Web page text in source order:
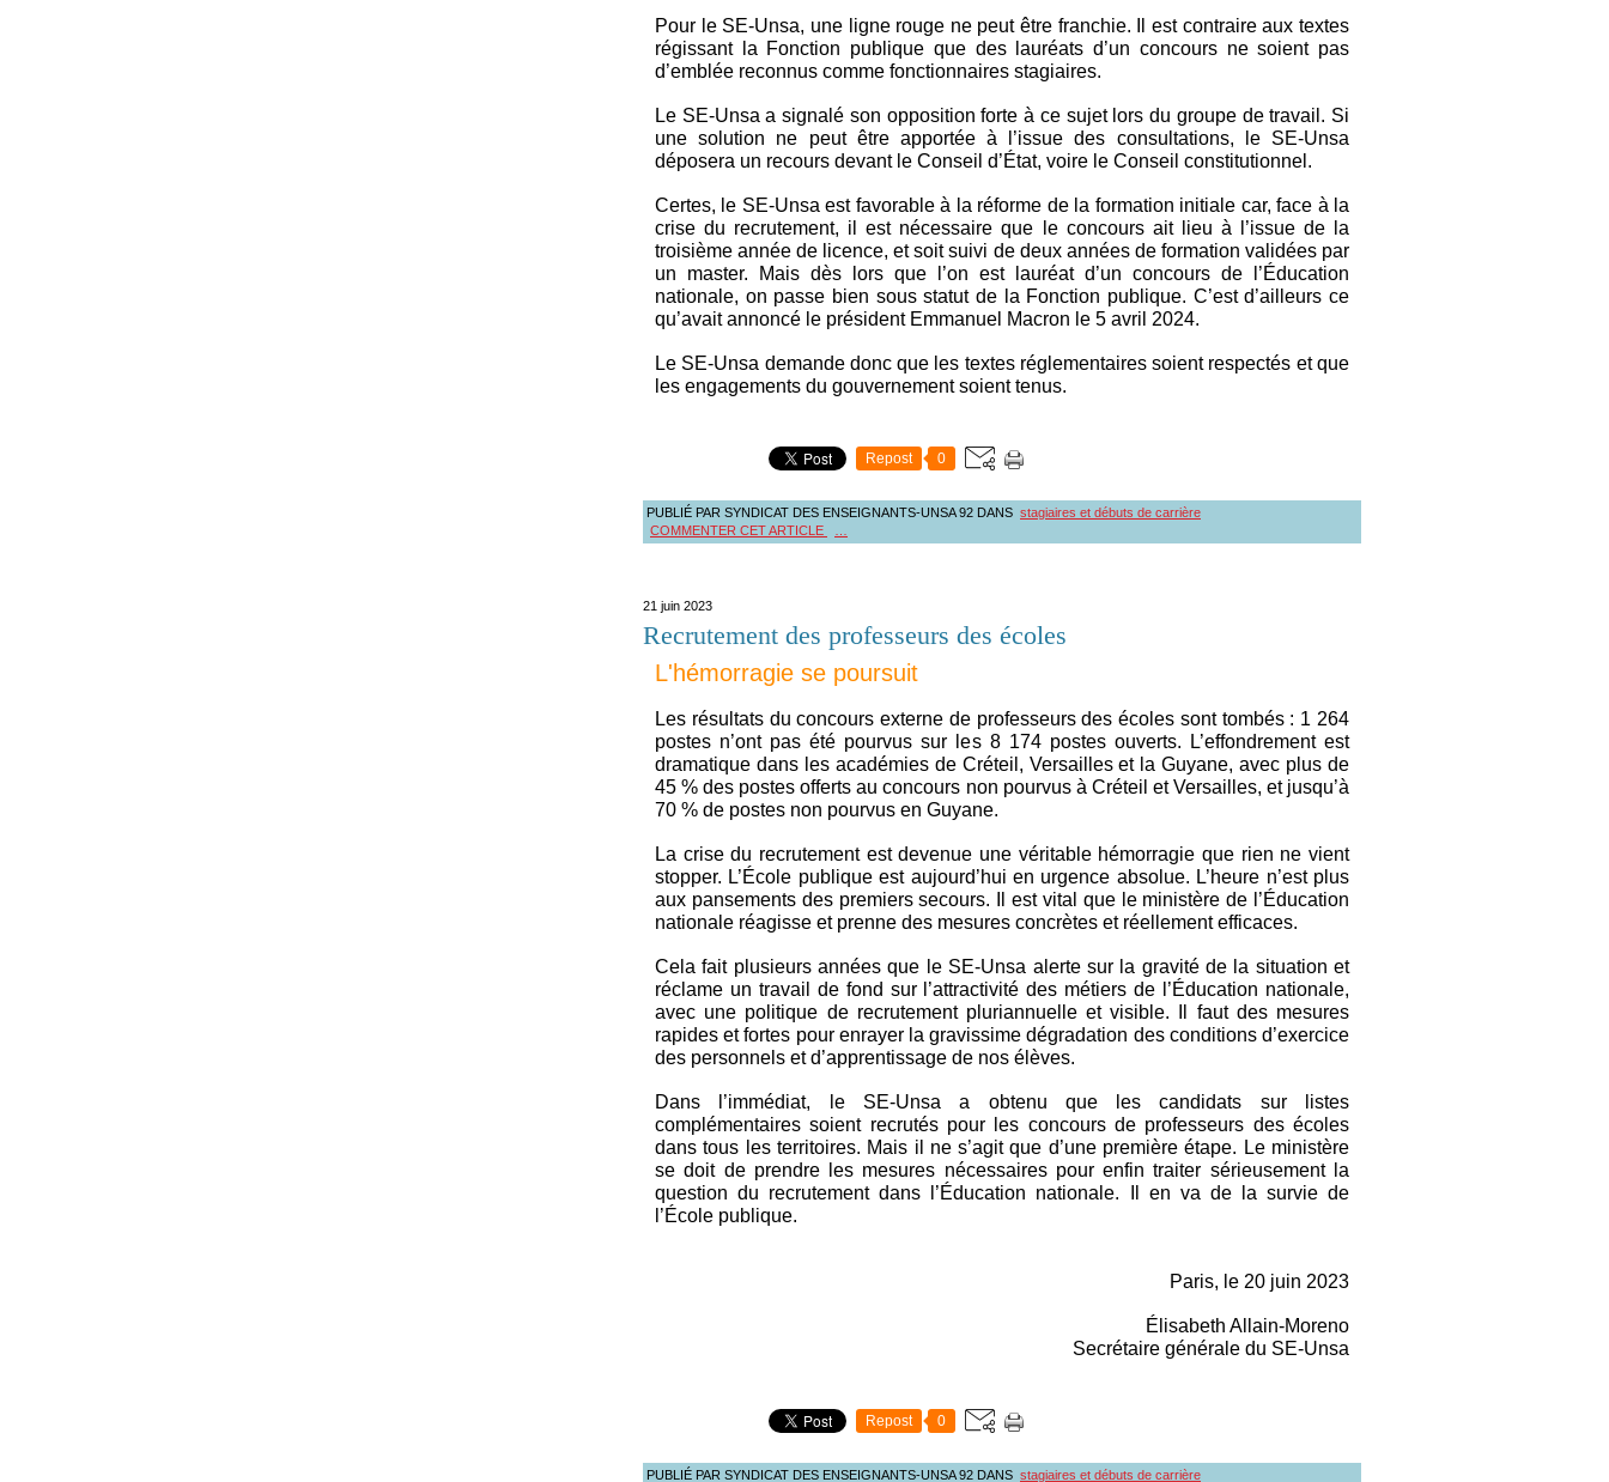
Pour le SE-Unsa, une ligne rouge ne peut être franchie. Il est contraire aux textes
régissant la Fonction publique que des lauréats d’un concours ne soient pas
d’emblée reconnus comme fonctionnaires stagiaires.
Le SE-Unsa a signalé son opposition forte à ce sujet lors du groupe de travail. Si
une solution ne peut être apportée à l’issue des consultations, le SE-Unsa
déposera un recours devant le Conseil d’État, voire le Conseil constitutionnel.
Certes, le SE-Unsa est favorable à la réforme de la formation initiale car, face à la
crise du recrutement, il est nécessaire que le concours ait lieu à l’issue de la
troisième année de licence, et soit suivi de deux années de formation validées par
un master. Mais dès lors que l’on est lauréat d’un concours de l’Éducation
nationale, on passe bien sous statut de la Fonction publique. C’est d’ailleurs ce
qu’avait annoncé le président Emmanuel Macron le 5 avril 2024.
Le SE-Unsa demande donc que les textes réglementaires soient respectés et que
les engagements du gouvernement soient tenus.
Repost 0
PUBLIÉ PAR SYNDICAT DES ENSEIGNANTS-UNSA 92 DANS stagiaires et débuts de carrière
COMMENTER CET ARTICLE
21 juin 2023
Recrutement des professeurs des écoles
L'hémorragie se poursuit
Les résultats du concours externe de professeurs des écoles sont tombés : 1 264
postes n’ont pas été pourvus sur les 8 174 postes ouverts. L’effondrement est
dramatique dans les académies de Créteil, Versailles et la Guyane, avec plus de
45 % des postes offerts au concours non pourvus à Créteil et Versailles, et jusqu’à
70 % de postes non pourvus en Guyane.
La crise du recrutement est devenue une véritable hémorragie que rien ne vient
stopper. L’École publique est aujourd’hui en urgence absolue. L’heure n’est plus
aux pansements des premiers secours. Il est vital que le ministère de l’Éducation
nationale réagisse et prenne des mesures concrètes et réellement efficaces.
Cela fait plusieurs années que le SE-Unsa alerte sur la gravité de la situation et
réclame un travail de fond sur l’attractivité des métiers de l’Éducation nationale,
avec une politique de recrutement pluriannuelle et visible. Il faut des mesures
rapides et fortes pour enrayer la gravissime dégradation des conditions d’exercice
des personnels et d’apprentissage de nos élèves.
Dans l’immédiat, le SE-Unsa a obtenu que les candidats sur listes
complémentaires soient recrutés pour les concours de professeurs des écoles
dans tous les territoires. Mais il ne s’agit que d’une première étape. Le ministère
se doit de prendre les mesures nécessaires pour enfin traiter sérieusement la
question du recrutement dans l’Éducation nationale. Il en va de la survie de
l’École publique.
Paris, le 20 juin 2023
Élisabeth Allain-Moreno
Secrétaire générale du SE-Unsa
Repost 0
PUBLIÉ PAR SYNDICAT DES ENSEIGNANTS-UNSA 92 DANS stagiaires et débuts de carrière